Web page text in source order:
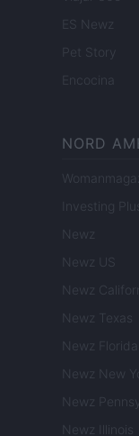
ES Newz
Pet Story
Encocina
NORD
Investing
Newz
Newz US
Newz
Newz Texas
Newz Florida
Newz New
Newz
Newz Illinois